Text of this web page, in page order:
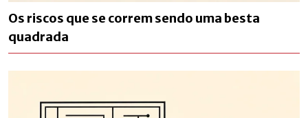
Os riscos que se correm sendo uma besta
quadrada